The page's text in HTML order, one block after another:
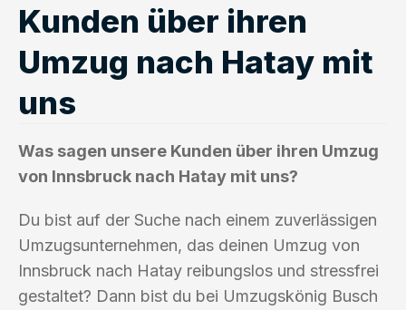
Kunden über ihren
Umzug nach Hatay mit
uns
Was sagen unsere Kunden über ihren Umzug
von Innsbruck nach Hatay mit uns?
Du bist auf der Suche nach einem zuverlässigen
Umzugsunternehmen, das deinen Umzug von
Innsbruck nach Hatay reibungslos und stressfrei
gestaltet? Dann bist du bei Umzugskönig Busch